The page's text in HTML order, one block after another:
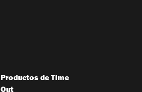
Productos de Time